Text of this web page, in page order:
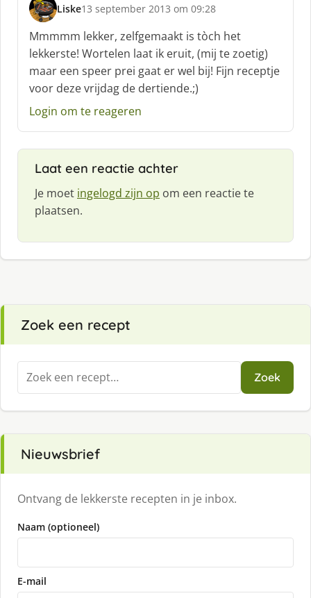
Liske
s
c
h
r
e
e
:
13 september 2013 om 09:28
Mmmmm lekker, zelfgemaakt is tòch het
lekkerste! Wortelen laat ik eruit, (mij te zoetig)
maar een speer prei gaat er wel bij! Fijn receptje
voor deze vrijdag de dertiende.;)
Login om te reageren
Laat een reactie achter
Je moet ingelogd zijn op om een reactie te
plaatsen.
Zoek een recept
Zoeken
naar:
Zoek
Nieuwsbrief
Ontvang de lekkerste recepten in je inbox.
Naam (optioneel)
E-mail